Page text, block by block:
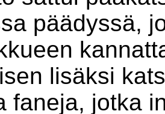
päädyssä,
lisäksi
faneja, jotka